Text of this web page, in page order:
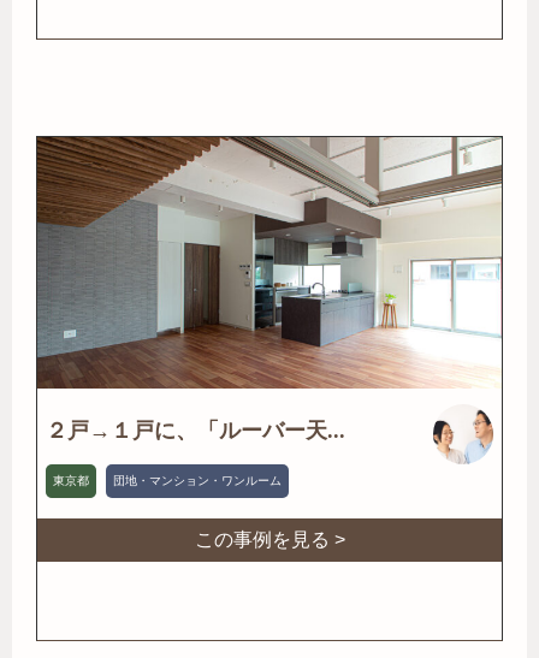
２戸→１戸に、「ルーバー天...
東京都 団地・マンション・ワンルーム
この事例を見る >